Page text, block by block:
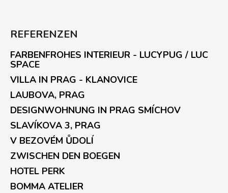
REFERENZEN
FARBENFROHES INTERIEUR - LUCYPUG / LUC
SPACE
VILLA IN PRAG - KLANOVICE
LAUBOVA, PRAG
DESIGNWOHNUNG IN PRAG SMÍCHOV
SLAVÍKOVA 3, PRAG
V BEZOVÉM ŮDOLÍ
ZWISCHEN DEN BOEGEN
HOTEL PERK
BOMMA ATELIER